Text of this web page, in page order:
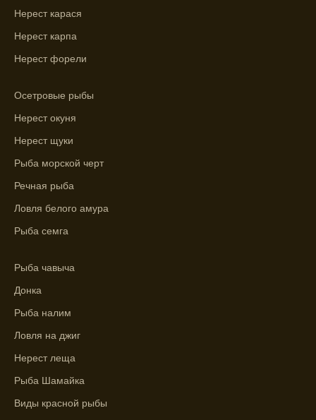
Благодаря точному прогнозу, я смог
успешно ловить рыбу в Московской
Мербуш сработал на славу.
Ожидается хороший улов в январе, с
учетом прогноза клева.
Сезонная таблица активности рыбы
помогает планировать рыбалку в разные
Благодаря фазам луны, я всегда могу
Нерест карася
Нерест карпа
Нерест форели
Осетровые рыбы
Нерест окуня
Нерест щуки
Рыба морской черт
Речная рыба
Ловля белого амура
Рыба семга
Рыба чавыча
Донка
Рыба налим
Ловля на джиг
Нерест леща
Рыба Шамайка
Виды красной рыбы